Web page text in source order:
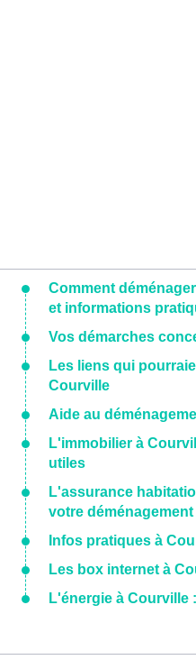
Comment
et informations
Vos démarches
Les liens qui
Courville
Aide au
L'immobilier à
utiles
L'assurance
votre déménagement
Infos pratiques à
Les box internet à
L'énergie à